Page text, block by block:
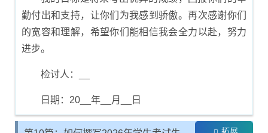
勤付出和支持，让你们为我感到骄傲。再次感谢你们
的宽容和理解，希望你们能相信我会全力以赴，努力
进步。
检讨人：__
日期：20__年__月__日